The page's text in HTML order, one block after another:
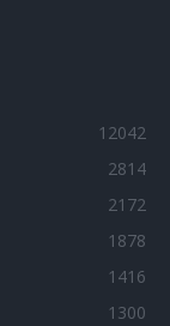
12042
2814
2172
1878
1416
1300